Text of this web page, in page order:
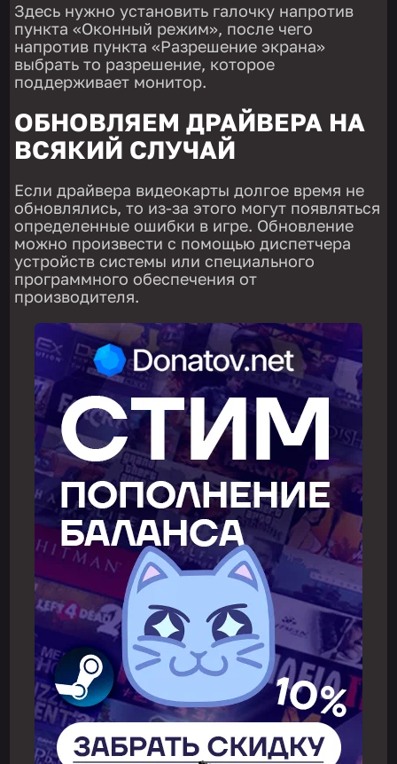
Здесь нужно установить галочку напротив
пункта «Оконный режим», после чего
напротив пункта «Разрешение экрана»
выбрать то разрешение, которое
поддерживает монитор.
ОБНОВЛЯЕМ ДРАЙВЕРА НА
ВСЯКИЙ СЛУЧАЙ
Если драйвера видеокарты долгое время не
обновлялись, то из-за этого могут появляться
определенные ошибки в игре. Обновление
можно произвести с помощью диспетчера
устройств системы или специального
программного обеспечения от
производителя.